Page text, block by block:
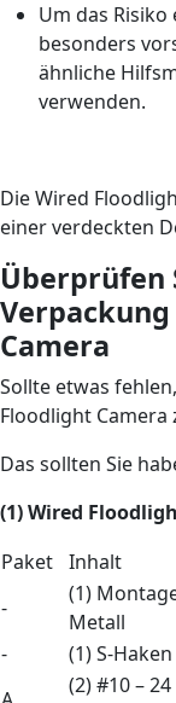
Um das
besonders
ähnliche
verwenden.
Die Wired
einer verdeckten
Überprüfen
Camera
Sollte etwas
Floodlight Camera
Das sollten Sie
(1) Wired
Paket Inhalt
-
(1)
Metall
-
(1) S-Haken
(2) #10 –